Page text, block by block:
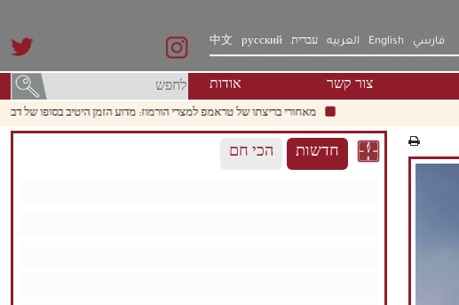
فارسي English العربيه עברית русский
中文
צור קשר אודות
מאחורי בריצתו של טראמפ למצרי הורמוז: מדוע הזמן היטיב בסופו של דבר עם
חדשות הכי חם